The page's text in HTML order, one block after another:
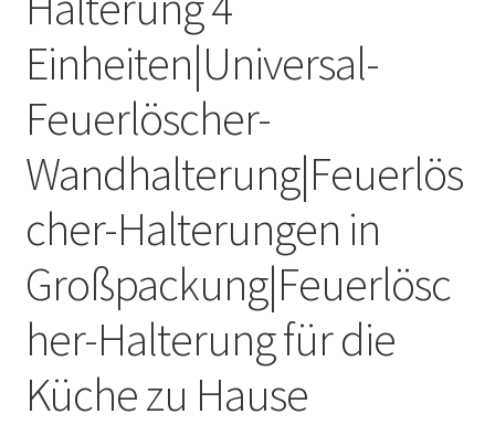
Einheiten|Universal-
Feuerlöscher-
Wandhalterung|Feuerlös
cher-Halterungen in
Großpackung|Feuerlösc
her-Halterung für die
Küche zu Hause